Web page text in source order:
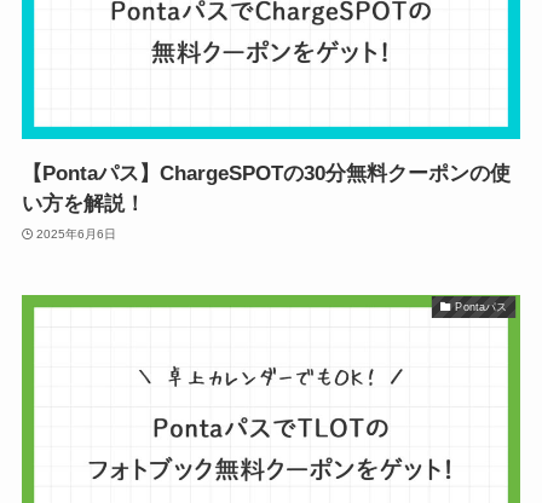
【Pontaパス】ChargeSPOTの30分無料クーポンの使
い方を解説！
2025年6月6日
Pontaパス